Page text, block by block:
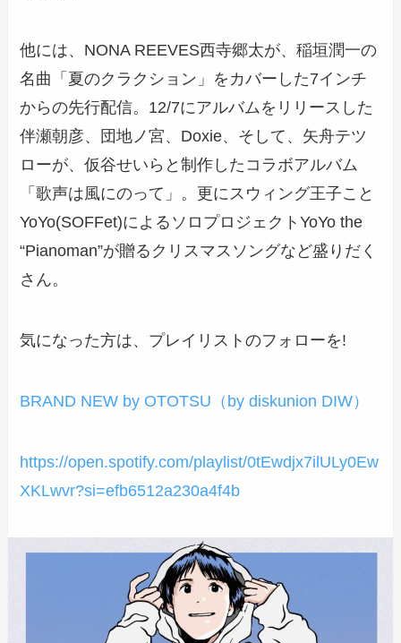
他には、NONA REEVES西寺郷太が、稲垣潤一の
名曲「夏のクラクション」をカバーした7インチ
からの先行配信。12/7にアルバムをリリースした
伴瀬朝彦、団地ノ宮、Doxie、そして、矢舟テツ
ローが、仮谷せいらと制作したコラボアルバム
「歌声は風にのって」。更にスウィング王子こと
YoYo(SOFFet)によるソロプロジェクトYoYo the
“Pianoman”が贈るクリスマスソングなど盛りだく
さん。
気になった方は、プレイリストのフォローを!
BRAND NEW by OTOTSU（by diskunion DIW）
https://open.spotify.com/playlist/0tEwdjx7ilULy0Ew
XKLwvr?si=efb6512a230a4f4b